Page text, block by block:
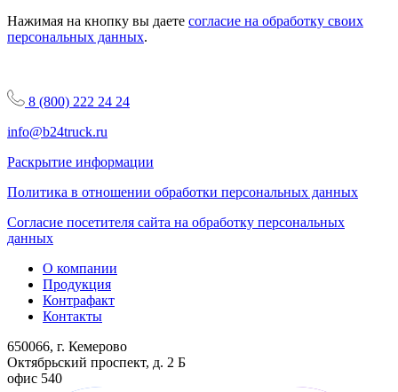
Нажимая на кнопку вы даете согласие на обработку своих
персональных данных.
8 (800) 222 24 24
info@b24truck.ru
Раскрытие информации
Политика в отношении обработки персональных данных
Согласие посетителя сайта на обработку персональных
данных
О компании
Продукция
Контрафакт
Контакты
650066, г. Кемерово
Октябрьский проспект, д. 2 Б
офис 540